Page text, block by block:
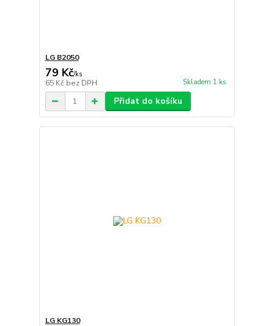
LG B2050
79 Kč/ks
65 Kč bez DPH Skladem 1 ks
Přidat do košíku
LG KG130